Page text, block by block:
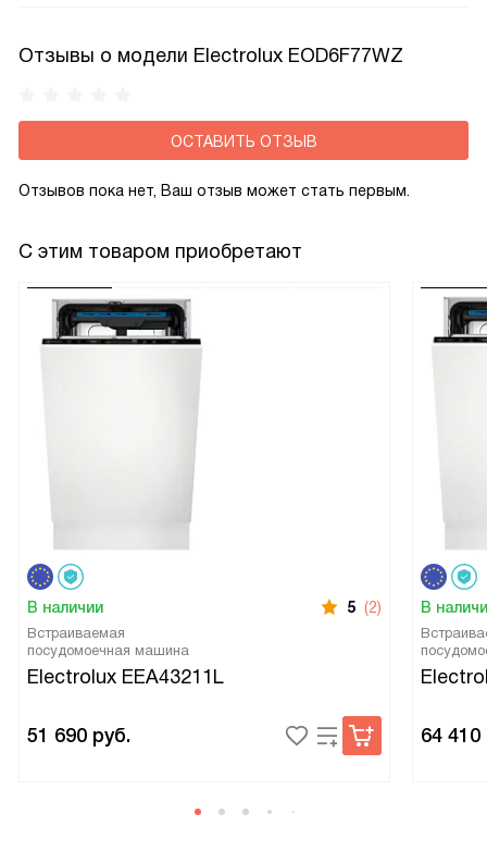
Отзывы о модели Electrolux EOD6F77WZ
ОСТАВИТЬ ОТЗЫВ
Отзывов пока нет, Ваш отзыв может стать первым.
С этим товаром приобретают
В наличии 5 (2)
Встраиваемая
посудомоечная машина
Electrolux EEA43211L
51 690 руб.
В
64 410